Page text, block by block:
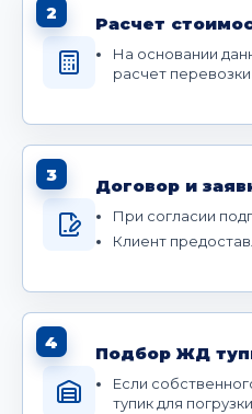
2
Расчет
На основании
расчет перевозки
3
Договор и
При согласии
Клиент
4
Подбор ЖД
Если
тупик для